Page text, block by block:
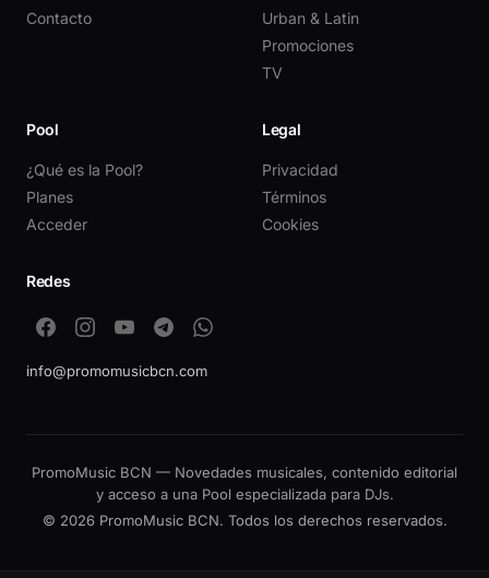
Contacto
Urban & Latin
Promociones
TV
Pool
¿Qué es la Pool?
Planes
Acceder
Legal
Privacidad
Términos
Cookies
Redes
info@promomusicbcn.com
PromoMusic BCN — Novedades musicales, contenido editorial
y acceso a una Pool especializada para DJs.
© 2026 PromoMusic BCN. Todos los derechos reservados.